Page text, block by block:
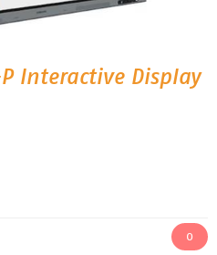
Interactive Display
0